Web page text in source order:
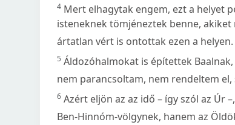
4 Mert elhagytak engem, ezt a helyet
isteneknek tömjéneztek benne, akiket
ártatlan vért is ontottak ezen a helyen.
5 Áldozóhalmokat is építettek
nem parancsoltam, nem rendeltem
6 Azért eljön az az idő – így szól az Úr
Ben-Hinnóm-völgynek, hanem az